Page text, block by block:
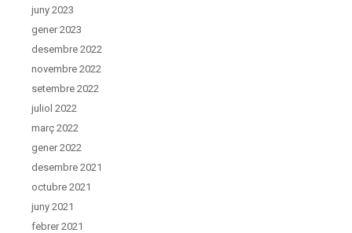
juny 2023
gener 2023
desembre 2022
novembre 2022
setembre 2022
juliol 2022
març 2022
gener 2022
desembre 2021
octubre 2021
juny 2021
febrer 2021